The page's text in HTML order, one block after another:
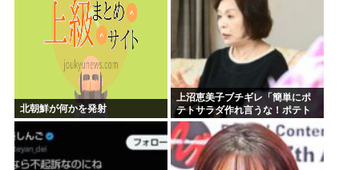
北朝鮮が何かを発射
上沼恵美子ブチギレ「簡単にポ
テトサラダ作れ言うな！ポテト
サラダ作りてしんどいんやで！
」